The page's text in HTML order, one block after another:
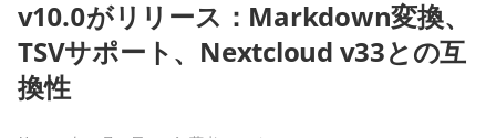
v10.0がリリース：Markdown変換、
TSVサポート、Nextcloud v33との互
換性